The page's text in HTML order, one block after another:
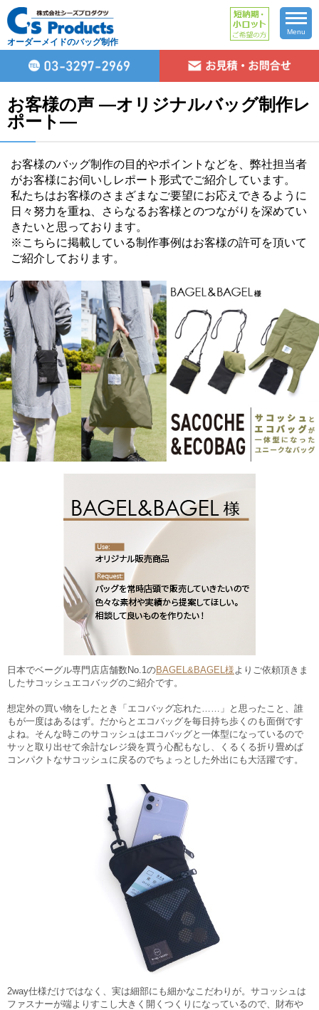
オーダーメイドのバッグ制作
Menu
お客様の声 ―オリジナルバッグ制作レ
ポート―
お客様のバッグ制作の目的やポイントなどを、弊社担当者
がお客様にお伺いしレポート形式でご紹介しています。
私たちはお客様のさまざまなご要望にお応えできるように
日々努力を重ね、さらなるお客様とのつながりを深めてい
きたいと思っております。
※こちらに掲載している制作事例はお客様の許可を頂いて
ご紹介しております。
日本でベーグル専門店店舗数No.1のBAGEL&BAGEL 様 よりご依頼頂きま
したサコッシュエコバッグのご紹介です。
想定外の買い物をしたとき「エコバッグ忘れた……」と思ったこと、誰
もが一度はあるはず。だからとエコバッグを毎日持ち歩くのも面倒です
よね。そんな時 このサコッシュはエコバッグと一体型になっているので
サッと取り出せて余計なレジ袋を買う心配もなし、くるくる折り畳めば
コンパクトなサコッシュに戻るのでちょっとした外出にも大活躍です。
2way仕様だけではなく、実は細部にも細かなこだわりが。サコッシュは
ファスナーが端よりすこし大きく開くつくり になっているので、財布や